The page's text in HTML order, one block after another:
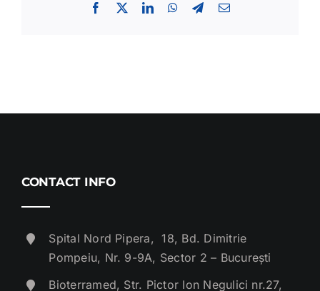
Facebook
X LinkedInWhatsApp
Telegram
E-
CONTACT INFO
Spital Nord Pipera, 18, Bd. Dimitrie
Pompeiu, Nr. 9-9A, Sector 2 – București
Bioterramed, Str. Pictor Ion Negulici nr.27,